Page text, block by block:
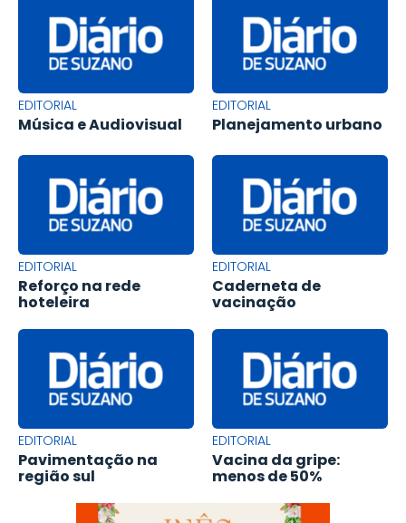
EDITORIAL
Música e Audiovisual
EDITORIAL
Planejamento urbano
EDITORIAL
Reforço na rede
hoteleira
EDITORIAL
Caderneta de
vacinação
EDITORIAL
Pavimentação na
região sul
EDITORIAL
Vacina da gripe:
menos de 50%